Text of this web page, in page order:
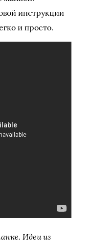
инструкции
и просто.
Идеи из